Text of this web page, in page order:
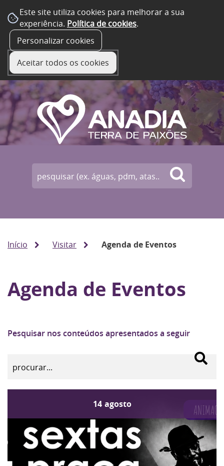
Este site utiliza cookies para melhorar a sua
experiência. Política de cookies.
Personalizar cookies
Aceitar todos os cookies
Início Visitar Agenda de Eventos
Agenda de Eventos
Pesquisar nos conteúdos apresentados a seguir
14 agosto